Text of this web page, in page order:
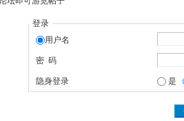
登录
用户名
密 码
隐身登录 是